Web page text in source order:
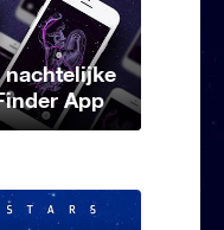
nachtelijke
App